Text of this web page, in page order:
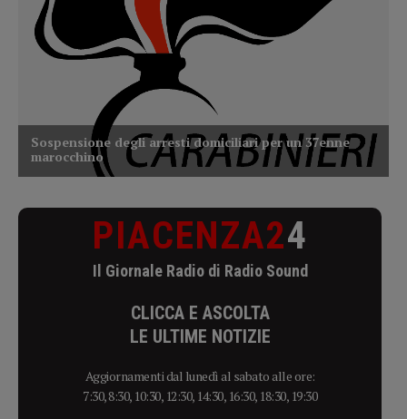
PIACENZA24
Il Giornale Radio di Radio Sound
CLICCA E ASCOLTA
LE ULTIME NOTIZIE
Aggiornamenti dal lunedì al sabato alle ore:
7:30, 8:30, 10:30, 12:30, 14:30, 16:30, 18:30, 19:30